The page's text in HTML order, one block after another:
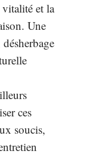
vitalité et la
Une
ces
soucis,